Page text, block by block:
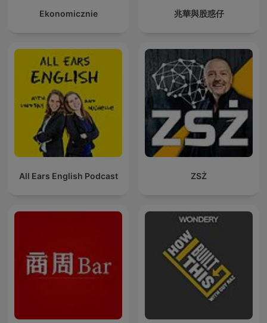
Ekonomicznie 兆華與股惑仔
All Ears English Podcast ZSŻ